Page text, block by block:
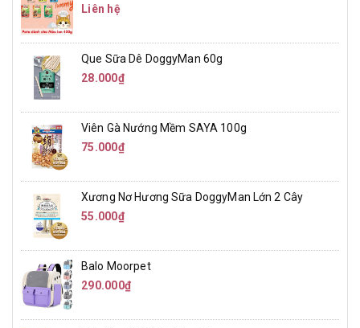
Liên hệ
Que Sữa Dê DoggyMan 60g
28.000₫
Viên Gà Nướng Mềm SAYA 100g
75.000₫
Xương Nơ Hương Sữa DoggyMan Lớn 2 Cây
55.000₫
Balo Moorpet
290.000₫